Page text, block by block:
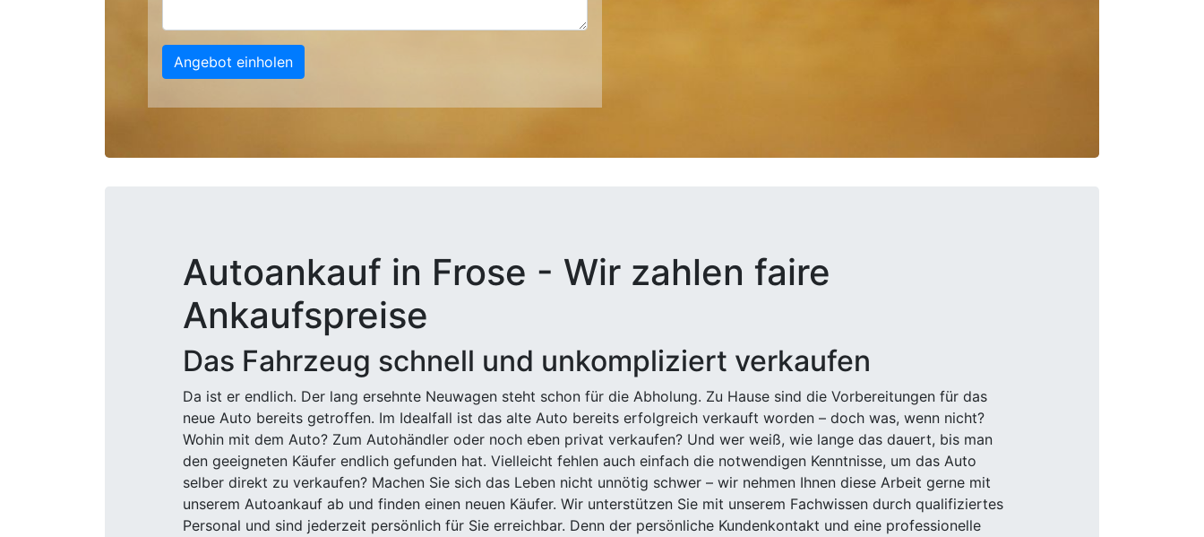
Angebot einholen
Autoankauf in Frose - Wir zahlen faire
Ankaufspreise
Das Fahrzeug schnell und unkompliziert verkaufen
Da ist er endlich. Der lang ersehnte Neuwagen steht schon für die Abholung. Zu Hause sind die Vorbereitungen für das
neue Auto bereits getroffen. Im Idealfall ist das alte Auto bereits erfolgreich verkauft worden – doch was, wenn nicht?
Wohin mit dem Auto? Zum Autohändler oder noch eben privat verkaufen? Und wer weiß, wie lange das dauert, bis man
den geeigneten Käufer endlich gefunden hat. Vielleicht fehlen auch einfach die notwendigen Kenntnisse, um das Auto
selber direkt zu verkaufen? Machen Sie sich das Leben nicht unnötig schwer – wir nehmen Ihnen diese Arbeit gerne mit
unserem Autoankauf ab und finden einen neuen Käufer. Wir unterstützen Sie mit unserem Fachwissen durch qualifiziertes
Personal und sind jederzeit persönlich für Sie erreichbar. Denn der persönliche Kundenkontakt und eine professionelle